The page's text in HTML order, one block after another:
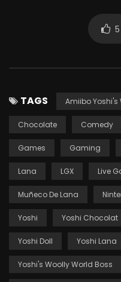
5
TAGS Amiibo Yoshi's
Chocolate Comedy
Games Gaming
Lana LGX Live
Muñeco De Lana
Yoshi Yoshi Chocolat
Yoshi Doll Yoshi Lana
Yoshi's Woolly World Boss